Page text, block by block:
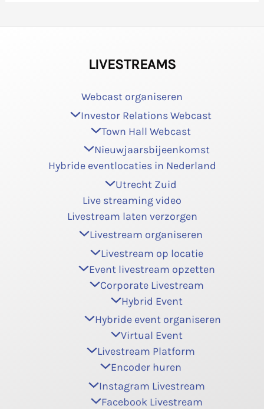
LIVESTREAMS
Webcast organiseren
Investor Relations Webcast
Town Hall Webcast
Nieuwjaarsbijeenkomst
Hybride eventlocaties in Nederland
Utrecht Zuid
Live streaming video
Livestream laten verzorgen
Livestream organiseren
Livestream op locatie
Event livestream opzetten
Corporate Livestream
Hybrid Event
Hybride event organiseren
Virtual Event
Livestream Platform
Encoder huren
Instagram Livestream
Facebook Livestream